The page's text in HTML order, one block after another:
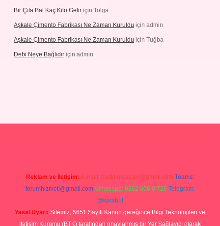
Bir Çıta Bal Kaç Kilo Gelir için Tolga
Aşkale Çimento Fabrikası Ne Zaman Kuruldu için admin
Aşkale Çimento Fabrikası Ne Zaman Kuruldu için Tuğba
Debi Neye Bağlıdır için admin
Reklam ve İletişim: E-mail: backlinkpaneli@gmail.com Teams:
forumhizmeti@gmail.com Whatsapp: 0262 606 0 726 Telegram:
@karabul
Yasal Uyarı: Sitemiz, 5651 Sayılı Kanun gereğince Bilgi Teknolojileri ve
İletişim Kurumu (BTK) tarafından onaylanmış bir Yer Sağlayıcı olarak